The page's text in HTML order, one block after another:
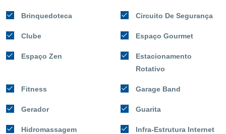
Brinquedoteca Circuito De Segurança
Clube Espaço Gourmet
Espaço Zen
Estacionamento
Rotativo
Fitness Garage Band
Gerador Guarita
Hidromassagem Infra-Estrutura Internet